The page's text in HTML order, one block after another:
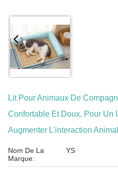
Lit Pour Animaux De
Confortable Et Doux, Pour Un
Augmenter L'interaction
Nom De La
Marque:
YS